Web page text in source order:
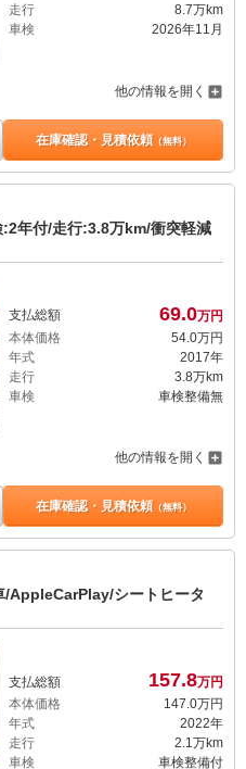
走行
8.7万km
車検
2026年11月
他の情報を開く
在庫確認・見積依頼（無料）
年付/走行:3.8万km/衝突軽減
支払総額 69.0万円
本体価格
54. 0万円
年式
2017年
走行
3.8万km
車検
車検整備無
他の情報を開く
在庫確認・見積依頼（無料）
/AppleCarPlay/シートヒータ
支払総額 157.8万円
本体価格
147.0万円
年式
2022年
走行
2.1万km
車検
車検整備付